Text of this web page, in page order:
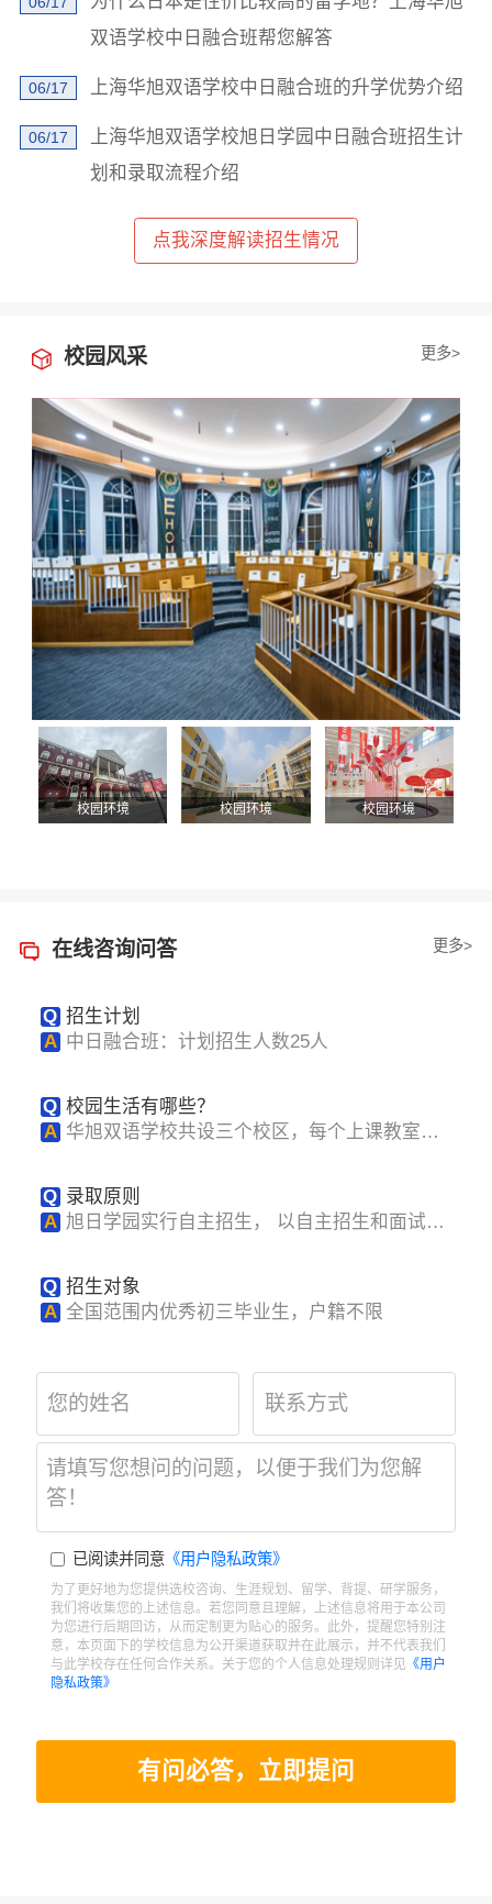
双语学校中日融合班帮您解答
06/17 上海华旭双语学校中日融合班的升学优势介绍
06/17
上海华旭双语学校旭日学园中日融合班招生计
划和录取流程介绍
点我深度解读招生情况
校园风采 更多>
校园环境 校园环境 校园环境
在线咨询问答 更多>
Q 招生计划
A 中日融合班：计划招生人数25人
Q 校园生活有哪些？
A 华旭双语学校共设三个校区，每个上课教室和
Q 录取原则
A 旭日学园实行自主招生， 以自主招生和面试成
Q 招生对象
A 全国范围内优秀初三毕业生，户籍不限
已阅读并同意 《用户隐私政策》
为了更好地为您提供选校咨询、生涯规划、留学、背提、研学服务，
我们将收集您的上述信息。若您同意且理解，上述信息将用于本公司
为您进行后期回访，从而定制更为贴心的服务。此外，提醒您特别注
意，本页面下的学校信息为公开渠道获取并在此展示，并不代表我们
与此学校存在任何合作关系。关于您的个人信息处理规则详见 《用户
隐私政策》
有问必答，立即提问
×
学校地址发我短信
已阅读并同意
提、研学服务，我们将收集您的上述信息。若您同意且
理解，上述信息将用于本公司为您进行后期回访，从而
定制更为贴心的服务。此外，您的上述信息我们将同步
共享至您在此页面上浏览的学校，以便该学校招生办老
师与您联络。关于您的个人信息处理规则详见《用户隐
私政策》
立即获取